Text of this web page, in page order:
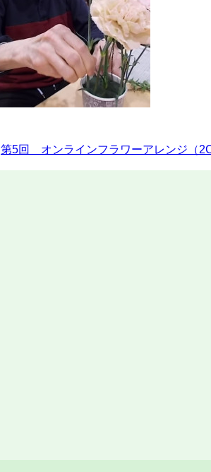
第5回 オンラインフラワーアレンジ（